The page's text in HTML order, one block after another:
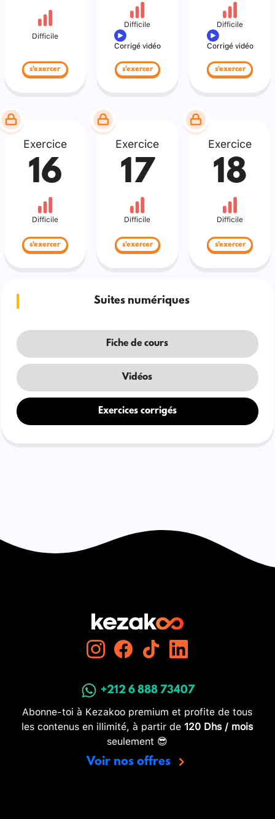
Difficile
s'exercer
Difficile
Corrigé vidéo
s'exercer
Difficile
Corrigé vidéo
s'exercer
Exercice
16
Difficile
s'exercer
Exercice
17
Difficile
s'exercer
Exercice
18
Difficile
s'exercer
Suites numériques
Fiche de cours
Vidéos
Exercices corrigés
+212 6 888 73407
Abonne-toi à Kezakoo premium et profite de tous
les contenus en illimité, à partir de 120 Dhs / mois
seulement 😎
Voir nos offres